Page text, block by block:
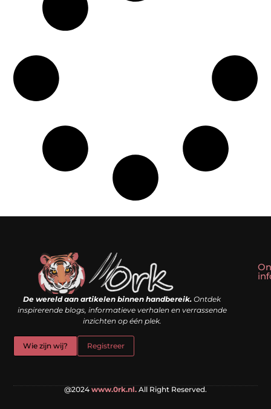
De wereld aan artikelen binnen handbereik. Ontdek
inspirerende blogs, informatieve verhalen en verrassende
inzichten op één plek.
Wie zijn wij? Registreer
@2024 www.0rk.nl. All Right Reserved.